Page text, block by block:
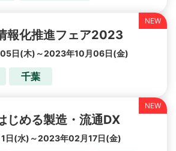
報化推進フェア2023
日(木)～2023年10月06日(金)
千葉
じめる製造・流通DX
日(水)～2023年02月17日(金)